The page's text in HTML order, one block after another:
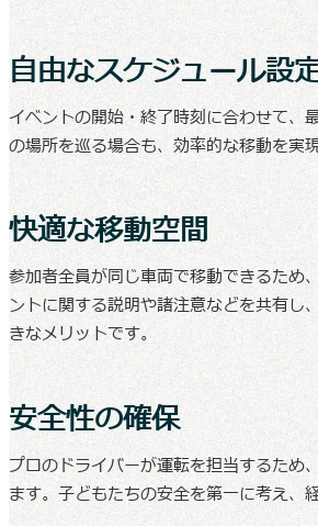
自由なスケジュール設
イベントの開始・終了時刻に合わせて、
の場所を巡る場合も、効率的な移動を実
快適な移動空間
参加者全員が同じ車両で移動できるため
ントに関する説明や諸注意などを共有し
きなメリットです。
安全性の確保
プロのドライバーが運転を担当するため
ます。子どもたちの安全を第一に考え、